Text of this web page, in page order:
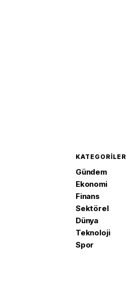
KATEGORILER
Gündem
Ekonomi
Finans
Sektörel
Dünya
Teknoloji
Spor